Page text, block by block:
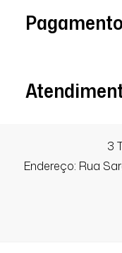
Pagamento
3
Endereço: Rua